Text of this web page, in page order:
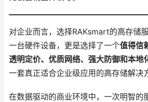
对企业而言，选择RAKsmart的高存储
一台硬件设备，更是选择了一个值得信
透明定价、优质网络、强大防御和本地
一套真正适合企业级应用的高存储解决
在数据驱动的商业环境中，一次明智的